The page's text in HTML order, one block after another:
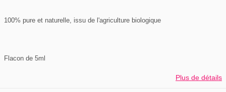
100% pure et naturelle, issu de l'agriculture biologique
Flacon de 5ml
Plus de détails